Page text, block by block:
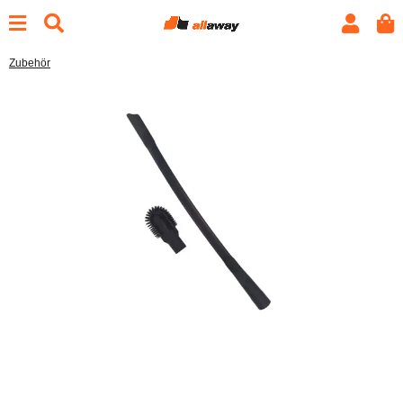
Zubehör